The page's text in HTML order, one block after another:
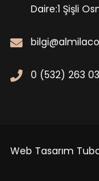
Daire:1 Şişli
0 (532) 263
Web Tasarım